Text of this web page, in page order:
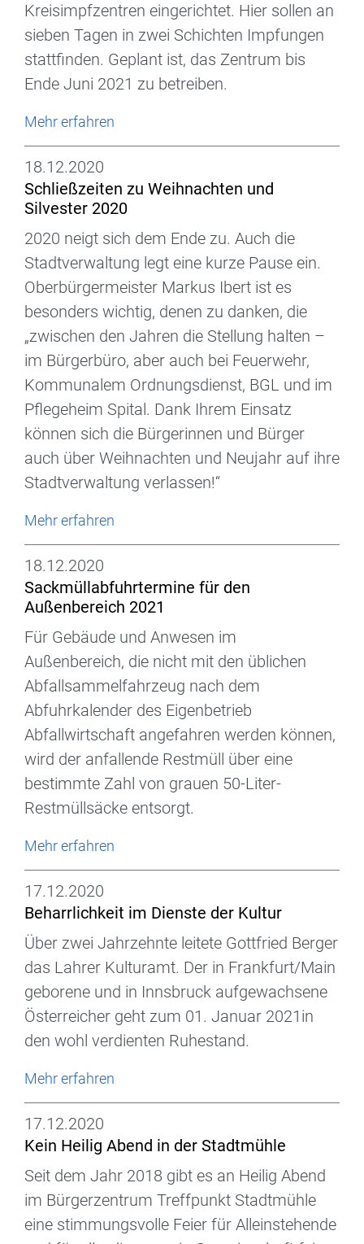
Kreisimpfzentren eingerichtet. Hier sollen an
sieben Tagen in zwei Schichten Impfungen
stattfinden. Geplant ist, das Zentrum bis
Ende Juni 2021 zu betreiben.
Mehr erfahren
18.12.2020
Schließzeiten zu Weihnachten und
Silvester 2020
2020 neigt sich dem Ende zu. Auch die
Stadtverwaltung legt eine kurze Pause ein.
Oberbürgermeister Markus Ibert ist es
besonders wichtig, denen zu danken, die
„zwischen den Jahren die Stellung halten –
im Bürgerbüro, aber auch bei Feuerwehr,
Kommunalem Ordnungsdienst, BGL und im
Pflegeheim Spital. Dank Ihrem Einsatz
können sich die Bürgerinnen und Bürger
auch über Weihnachten und Neujahr auf ihre
Stadtverwaltung verlassen!“
Mehr erfahren
18.12.2020
Sackmüllabfuhrtermine für den
Außenbereich 2021
Für Gebäude und Anwesen im
Außenbereich, die nicht mit den üblichen
Abfallsammelfahrzeug nach dem
Abfuhrkalender des Eigenbetrieb
Abfallwirtschaft angefahren werden können,
wird der anfallende Restmüll über eine
bestimmte Zahl von grauen 50-Liter-
Restmüllsäcke entsorgt.
Mehr erfahren
17.12.2020
Beharrlichkeit im Dienste der Kultur
Über zwei Jahrzehnte leitete Gottfried Berger
das Lahrer Kulturamt. Der in Frankfurt/Main
geborene und in Innsbruck aufgewachsene
Österreicher geht zum 01. Januar 2021in
den wohl verdienten Ruhestand.
Mehr erfahren
17.12.2020
Kein Heilig Abend in der Stadtmühle
Seit dem Jahr 2018 gibt es an Heilig Abend
im Bürgerzentrum Treffpunkt Stadtmühle
eine stimmungsvolle Feier für Alleinstehende